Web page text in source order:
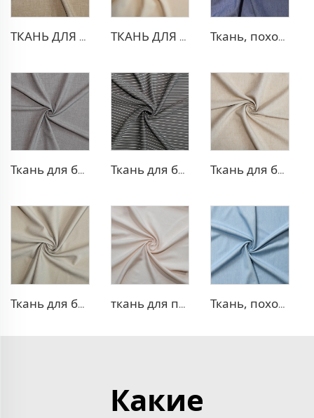
ТКАНЬ ДЛЯ ТРИКОТАЖНЫХ БРЮК ИЗ ПОЛИЭСТЕРА И ВИСКОЗЫ ТКАНЬ ДЛЯ БЛЕЙЗЕРА ИЗ ПОЛИЭСТЕРА И ВИСКОЗЫ Ткань, похожая на деним, из полиэстера и вискозы
Ткань для брюк TR с четырехсторонней растяжкой Ткань для брюк в стиле TR Strip Ткань для блейзера TR, похожая на лен
Ткань для блейзера TR в рубчик ткань для платья 100% лиоцелл, похожая на лен Ткань, похожая на деним, TR
Какие